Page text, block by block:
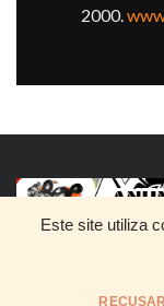
Este site utiliza
RECUSAR
2000.